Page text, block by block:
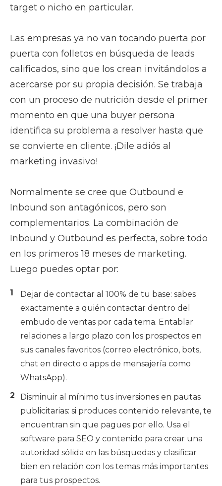
target o nicho en particular.
Las empresas ya no van tocando puerta por
puerta con folletos en búsqueda de leads
calificados, sino que los crean invitándolos a
acercarse por su propia decisión. Se trabaja
con un proceso de nutrición desde el primer
momento en que una buyer persona
identifica su problema a resolver hasta que
se convierte en cliente. ¡Dile adiós al
marketing invasivo!
Normalmente se cree que Outbound e
Inbound son antagónicos, pero son
complementarios. La combinación de
Inbound y Outbound es perfecta, sobre todo
en los primeros 18 meses de marketing.
Luego puedes optar por:
Dejar de contactar al 100% de tu base: sabes
exactamente a quién contactar dentro del
embudo de ventas por cada tema. Entablar
relaciones a largo plazo con los prospectos en
sus canales favoritos (correo electrónico, bots,
chat en directo o apps de mensajería como
WhatsApp).
Disminuir al mínimo tus inversiones en pautas
publicitarias: si produces contenido relevante, te
encuentran sin que pagues por ello. Usa el
software para SEO y contenido para crear una
autoridad sólida en las búsquedas y clasificar
bien en relación con los temas más importantes
para tus prospectos.